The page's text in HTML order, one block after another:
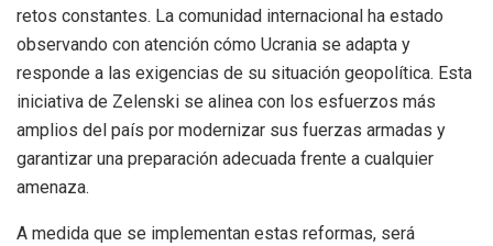
retos constantes. La comunidad internacional ha estado
observando con atención cómo Ucrania se adapta y
responde a las exigencias de su situación geopolítica. Esta
iniciativa de Zelenski se alinea con los esfuerzos más
amplios del país por modernizar sus fuerzas armadas y
garantizar una preparación adecuada frente a cualquier
amenaza.
A medida que se implementan estas reformas, será